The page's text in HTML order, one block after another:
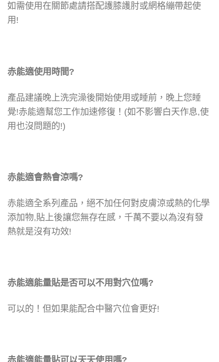
如需使用在關節處請搭配護膝護肘或網格繃帶起使
用!
赤能適使用時間?
產品建議晚上洗完澡後開始使用或睡前， 晚上您睡
覺!赤能適幫您工作加速修復！ (如不影響白天作息,使
用也沒問題的!)
赤能適會熱會涼嗎?
赤能適全系列產品，絕不加任何對皮膚涼或熱的化學
添加物,貼上後讓您無存在感， 千萬不要以為沒有發
熱就是沒有功效!
赤能適能量貼是否可以不用對穴位嗎?
可以的！ 但如果能配合中醫穴位會更好!
赤能適能量貼可以天天使用嗎?